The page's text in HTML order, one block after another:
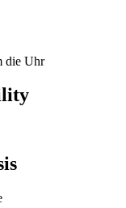
die Uhr